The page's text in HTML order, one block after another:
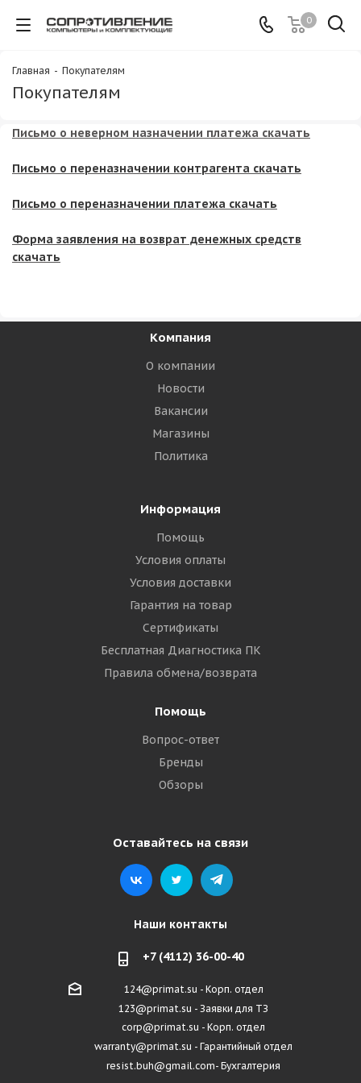
0
Главная - Покупателям
Покупателям
Письмо о неверном назначении платежа скачать
Письмо о переназначении контрагента скачать
Письмо о переназначении платежа скачать
Форма заявления на возврат денежных средств
скачать
Компания
О компании
Новости
Вакансии
Магазины
Политика
Информация
Помощь
Условия оплаты
Условия доставки
Гарантия на товар
Сертификаты
Бесплатная Диагностика ПК
Правила обмена/возврата
Помощь
Вопрос-ответ
Бренды
Обзоры
Оставайтесь на связи
Наши контакты
+7 (4112) 36-00-40
124@primat.su - Корп. отдел
123@primat.su - Заявки для ТЗ
corp@primat.su - Корп. отдел
warranty@primat.su - Гарантийный отдел
resist.buh@gmail.com- Бухгалтерия